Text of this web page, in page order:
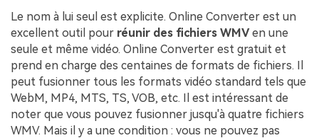
Le nom à lui seul est explicite. Online Converter est un
excellent outil pour réunir des fichiers WMV en une
seule et même vidéo. Online Converter est gratuit et
prend en charge des centaines de formats de fichiers. Il
peut fusionner tous les formats vidéo standard tels que
WebM, MP4, MTS, TS, VOB, etc. Il est intéressant de
noter que vous pouvez fusionner jusqu'à quatre fichiers
WMV. Mais il y a une condition : vous ne pouvez pas